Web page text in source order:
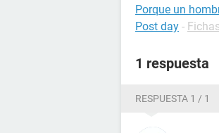
Porque un
Post day -
1 respuesta
RESPUESTA 1 / 1